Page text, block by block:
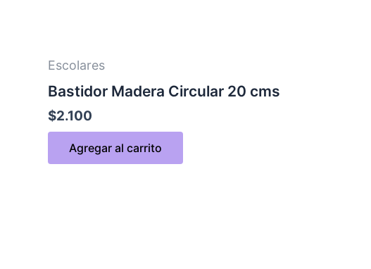
Escolares
Bastidor Madera Circular 20 cms
$2.100
Agregar al carrito